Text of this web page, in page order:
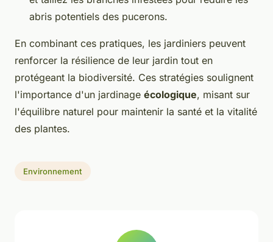
abris potentiels des pucerons.
En combinant ces pratiques, les jardiniers peuvent
renforcer la résilience de leur jardin tout en
protégeant la biodiversité. Ces stratégies soulignent
l'importance d'un jardinage écologique, misant sur
l'équilibre naturel pour maintenir la santé et la vitalité
des plantes.
Environnement